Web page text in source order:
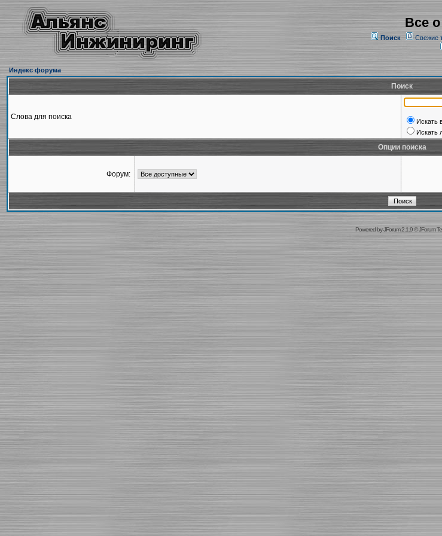
Все о
Поиск Свежие
Индекс форума
Поиск
Слова для поиска
Искать
Искать
Опции поиска
Форум:
Powered byJForum 2.1.9©JForum